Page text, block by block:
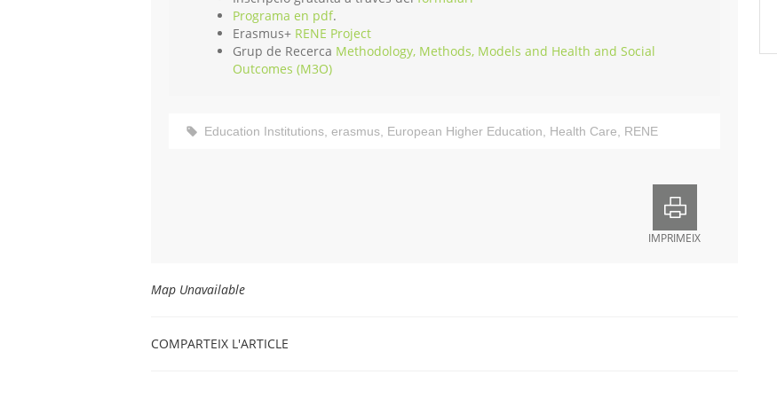
Programa en pdf.
Erasmus+ RENE Project
Grup de Recerca Methodology, Methods, Models and Health and Social
Outcomes (M3O)
Education Institutions, erasmus, European Higher Education, Health Care, RENE
IMPRIMEIX
Map Unavailable
COMPARTEIX L'ARTICLE